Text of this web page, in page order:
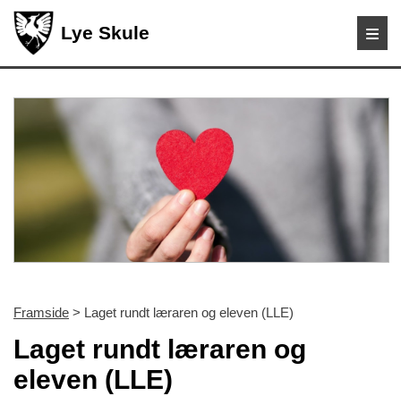
Lye Skule
Framside > Laget rundt læraren og eleven (LLE)
Laget rundt læraren og
eleven (LLE)